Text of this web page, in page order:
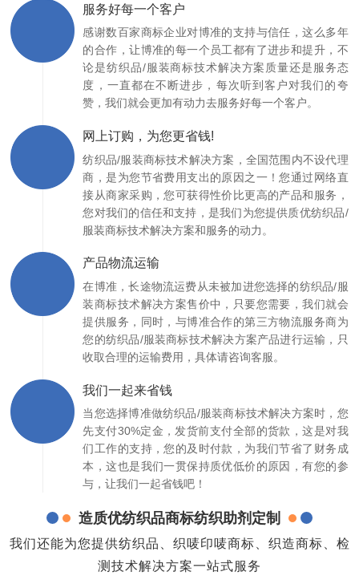
服务好每一个客户
感谢数百家商标企业对博准的支持与信任，这么多年
的合作，让博准的每一个员工都有了进步和提升，不
论是纺织品/服装商标技术解决方案质量还是服务态
度，一直都在不断进步，每次听到客户对我们的夸
赞，我们就会更加有动力去服务好每一个客户。
网上订购，为您更省钱!
纺织品/服装商标技术解决方案，全国范围内不设代理
商，是为您节省费用支出的原因之一！您通过网络直
接从商家采购，您可获得性价比更高的产品和服务，
您对我们的信任和支持，是我们为您提供质优纺织品/
服装商标技术解决方案和服务的动力。
产品物流运输
在博准，长途物流运费从未被加进您选择的纺织品/服
装商标技术解决方案售价中，只要您需要，我们就会
提供服务，同时，与博准合作的第三方物流服务商为
您的纺织品/服装商标技术解决方案产品进行运输，只
收取合理的运输费用，具体请咨询客服。
我们一起来省钱
当您选择博准做纺织品/服装商标技术解决方案时，您
先支付30%定金，发货前支付全部的货款，这是对我
们工作的支持，您的及时付款，为我们节省了财务成
本，这也是我们一贯保持质优低价的原因，有您的参
与，让我们一起省钱吧！
造质优纺织品商标纺织助剂定制
我们还能为您提供纺织品、织唛印唛商标、织造商标、检
测技术解决方案一站式服务